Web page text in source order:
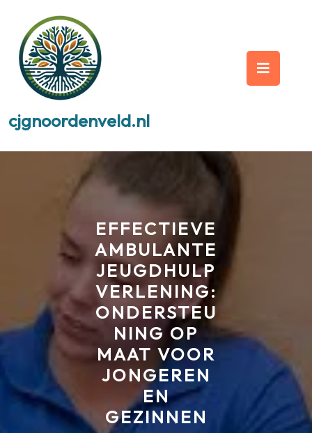
content
cjgnoordenveld.nl
EFFECTIEVE
AMBULANTE
JEUGDHULP
VERLENING:
ONDERSTEU
NING OP
MAAT VOOR
JONGEREN
EN
GEZINNEN